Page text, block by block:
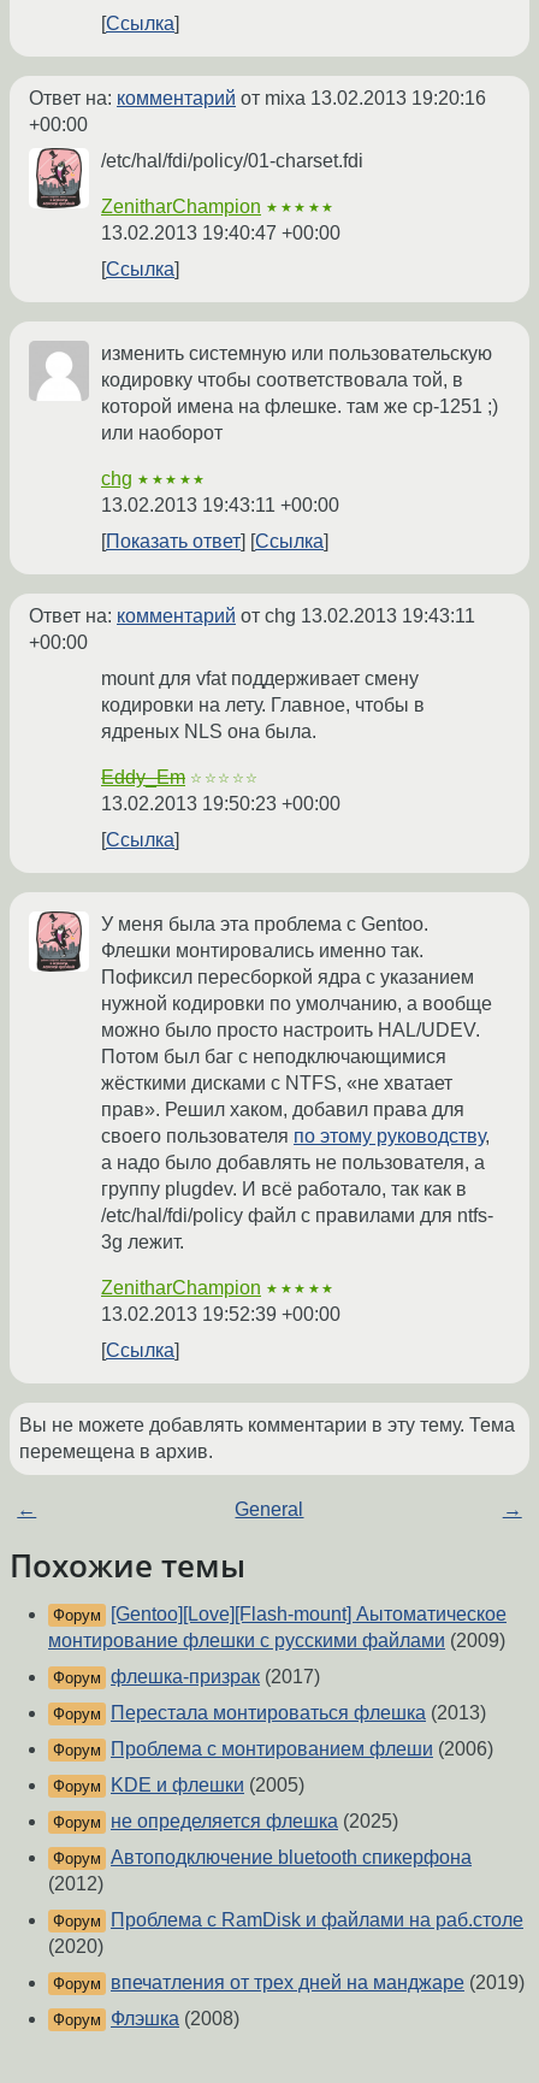
Ссылка
Ответ на: комментарий от mixa 13.02.2013 19:20:16
+00:00
/etc/hal/fdi/policy/01-charset.fdi
ZenitharChampion ★★★★★
13.02.2013 19:40:47 +00:00
Ссылка
изменить системную или пользовательскую
кодировку чтобы соответствовала той, в
которой имена на флешке. там же cp-1251 ;)
или наоборот
chg ★★★★★
13.02.2013 19:43:11 +00:00
Показать ответ
Ссылка
Ответ на: комментарий от chg 13.02.2013 19:43:11
+00:00
mount для vfat поддерживает смену
кодировки на лету. Главное, чтобы в
ядреных NLS она была.
Eddy_Em ☆☆☆☆☆
13.02.2013 19:50:23 +00:00
Ссылка
У меня была эта проблема с Gentoo.
Флешки монтировались именно так.
Пофиксил пересборкой ядра с указанием
нужной кодировки по умолчанию, а вообще
можно было просто настроить HAL/UDEV.
Потом был баг с неподключающимися
жёсткими дисками с NTFS, «не хватает
прав». Решил хаком, добавил права для
своего пользователя по этому руководству,
а надо было добавлять не пользователя, а
группу plugdev. И всё работало, так как в
/etc/hal/fdi/policy файл с правилами для ntfs-
3g лежит.
ZenitharChampion ★★★★★
13.02.2013 19:52:39 +00:00
Ссылка
Вы не можете добавлять комментарии в эту тему. Тема
перемещена в архив.
← General →
Похожие темы
Форум
[Gentoo][Love][Flash-mount] Аытоматическое
монтирование флешки с русскими файлами (2009)
Форум флешка-призрак (2017)
Форум Перестала монтироваться флешка (2013)
Форум Проблема с монтированием флеши (2006)
Форум KDE и флешки (2005)
Форум не определяется флешка (2025)
Форум Автоподключение bluetooth спикерфона
(2012)
Форум
Проблема с RamDisk и файлами на раб.столе
(2020)
Форум впечатления от трех дней на манджаре (2019)
Форум Флэшка (2008)